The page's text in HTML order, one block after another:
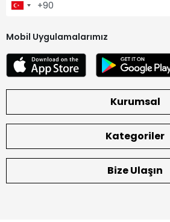
Mobil Uygulamalarımız
Kurumsal
Kategoriler
Bize Ulaşın